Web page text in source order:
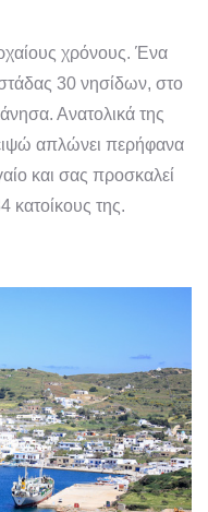
χρόνους. Ένα
30 νησίδων, στο
Ανατολικά της
απλώνει περήφανα
και σας προσκαλεί
κατοίκους της.